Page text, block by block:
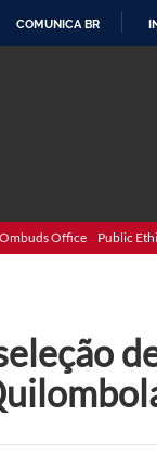
COMUNICA BR
Ombuds Office Public